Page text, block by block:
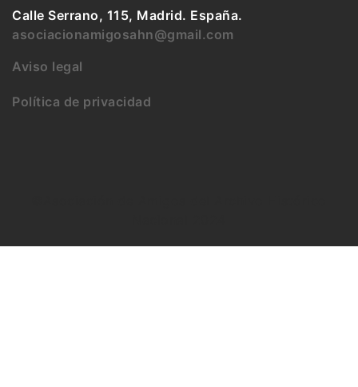
Calle Serrano, 115, Madrid. España.
asociacionamigosahn@gmail.com
Aviso legal
Política de privacidad